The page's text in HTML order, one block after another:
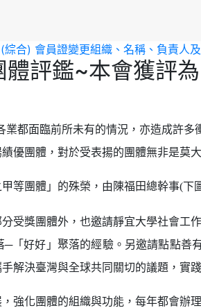
(綜合) 會員證變更組織、名稱、負責人
評鑑~本會獲評
都面臨前所未有的情況，亦造成許
優團體，對於受表揚的團體無非是莫
等團體」的殊榮，由陳福田總幹事(下
受獎團體外，也邀請靜宜大學社會
「好好」聚落的經驗。另邀請點點
解決臺灣與全球共同關切的議題，實
強化團體的組織與功能，每年都會